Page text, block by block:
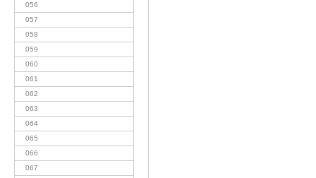
056
057
058
059
060
061
062
063
064
065
066
067